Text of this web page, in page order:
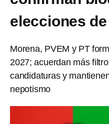
elecciones
Morena, PVEM y PT
2027; acuerdan más
candidaturas y
nepotismo